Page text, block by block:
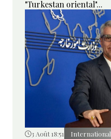
"Turkestan oriental"...
3 Août 18:51 International